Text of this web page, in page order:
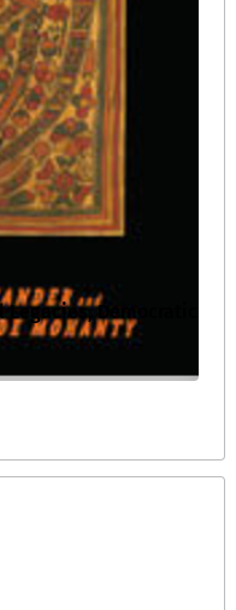
Democratic